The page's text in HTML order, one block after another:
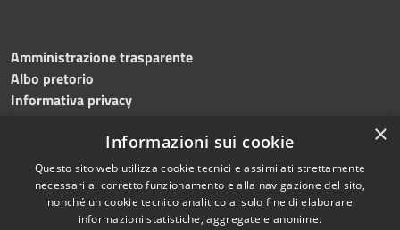
Amministrazione trasparente
Albo pretorio
Informativa privacy
Dichiarazione di accessibilità Meccanismo di feedback ×
Informazioni sui cookie
Questo sito web utilizza cookie tecnici e assimilati strettamente
necessari al corretto funzionamento e alla navigazione del sito,
nonché un cookie tecnico analitico al solo fine di elaborare
informazioni statistiche, aggregate e anonime.